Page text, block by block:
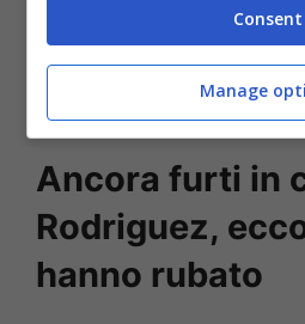
Ancora furti in
Rodriguez,
hanno rubato
Consent
Manage